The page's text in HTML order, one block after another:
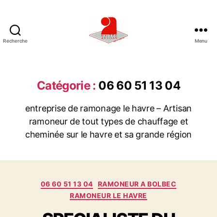
Recherche
E
N
R
E
P
D
E
Menu
Catégorie : 06 60 51 13 04
entreprise de ramonage le havre – Artisan
ramoneur de tout types de chauffage et
cheminée sur le havre et sa grande région
C
a
t
06 60 51 13 04
RAMONEUR A BOLBEC
RAMONEUR LE HAVRE